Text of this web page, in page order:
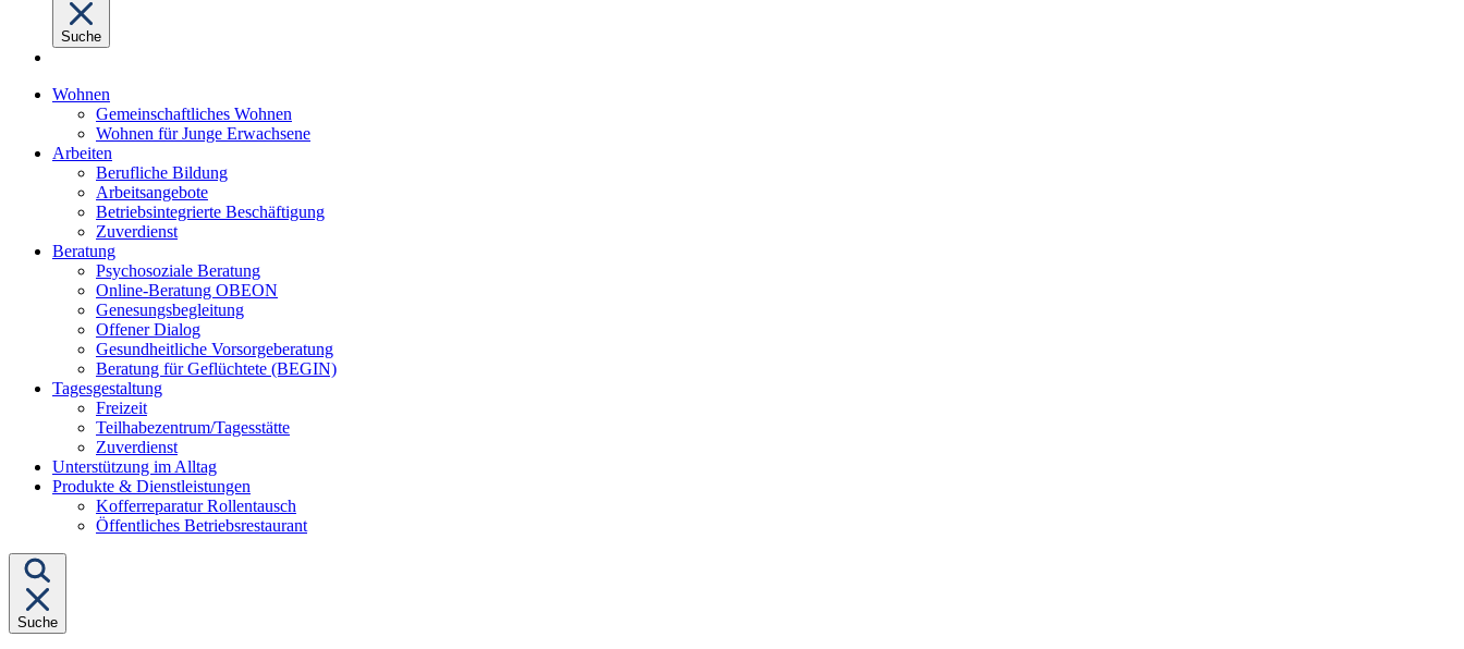
Suche
Wohnen
von
"Wohnen"
Gemeinschaftliches Wohnen
Wohnen für Junge Erwachsene
Arbeiten
von
"Arbeiten"
Berufliche Bildung
Arbeitsangebote
Betriebsintegrierte Beschäftigung
Zuverdienst
BeratungUntermenü
von
"Beratung"
Psychosoziale Beratung
Online-Beratung OBEON
Genesungsbegleitung
Offener Dialog
Gesundheitliche Vorsorgeberatung
Beratung für Geflüchtete (BEGIN)
TagesgestaltungUntermenü
"Tagesgestaltung"
Freizeit
Teilhabezentrum/Tagesstätte
Zuverdienst
Unterstützung im Alltag
Produkte & Dienstleistungen
von
"Produkte
&
Kofferreparatur Rollentausch
Öffentliches Betriebsrestaurant
Suche